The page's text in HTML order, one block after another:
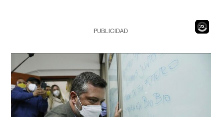
21
PUBLICIDAD